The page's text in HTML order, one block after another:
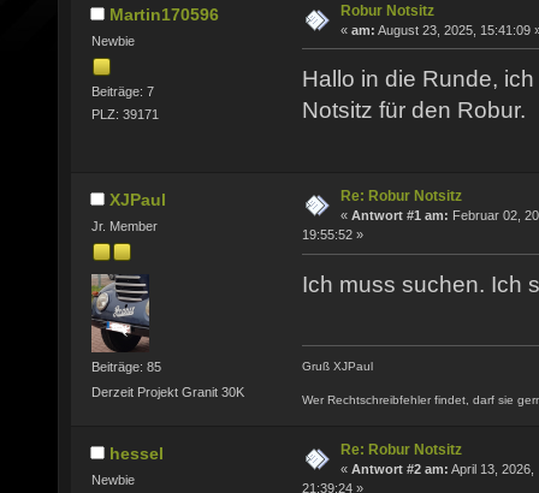
Martin170596
Newbie
Beiträge: 7
PLZ: 39171
Robur Notsitz
« am: August 23, 2025, 15:41:09
Hallo in die Runde,
Notsitz für den Robur.
XJPaul
Jr. Member
Beiträge: 85
Derzeit Projekt Granit 30K
Re: Robur Notsitz
« Antwort #1 am: Februar 02,
19:55:52 »
Ich muss suchen. Ich
Gruß XJPaul
Wer Rechtschreibfehler findet, darf sie
hessel
Newbie
Re: Robur Notsitz
« Antwort #2 am: April 13, 2026,
21:39:24 »